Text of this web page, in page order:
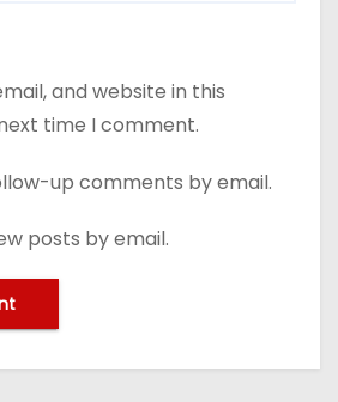
and website in this
time I comment.
up comments by email.
posts by email.